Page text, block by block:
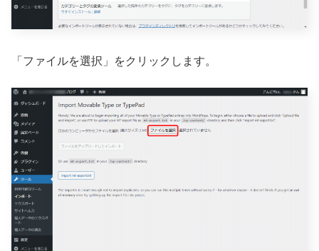
「ファイルを選択」をクリックします。